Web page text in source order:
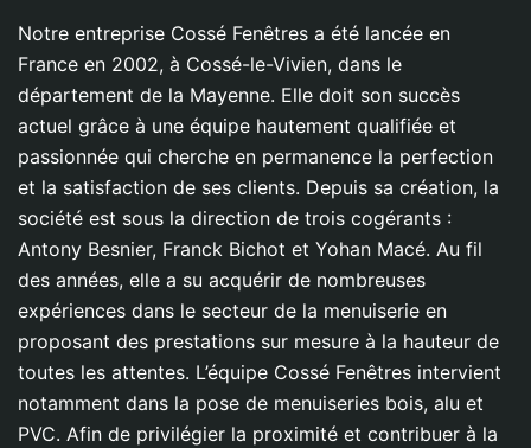
Notre entreprise Cossé Fenêtres a été lancée en
France en 2002, à Cossé-le-Vivien, dans le
département de la Mayenne. Elle doit son succès
actuel grâce à une équipe hautement qualifiée et
passionnée qui cherche en permanence la perfection
et la satisfaction de ses clients. Depuis sa création, la
société est sous la direction de trois cogérants :
Antony Besnier, Franck Bichot et Yohan Macé. Au fil
des années, elle a su acquérir de nombreuses
expériences dans le secteur de la menuiserie en
proposant des prestations sur mesure à la hauteur de
toutes les attentes. L’équipe Cossé Fenêtres intervient
notamment dans la pose de menuiseries bois, alu et
PVC. Afin de privilégier la proximité et contribuer à la